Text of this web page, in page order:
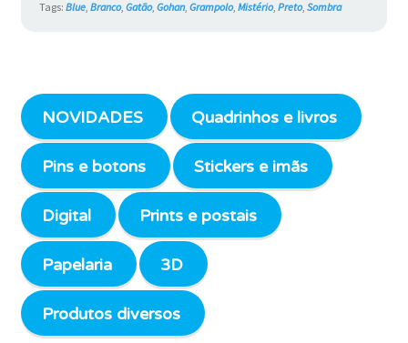
Tags: Blue, Branco, Gatão, Gohan, Grampolo, Mistério, Preto, Sombra
NOVIDADES Quadrinhos e livros
Pins e botons Stickers e imãs
Digital Prints e postais
Papelaria 3D
Produtos diversos